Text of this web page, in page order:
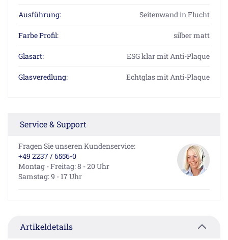
Ausführung: Seitenwand in Flucht
Farbe Profil: silber matt
Glasart: ESG klar mit Anti-Plaque
Glasveredlung: Echtglas mit Anti-Plaque
Service & Support
Fragen Sie unseren Kundenservice:
+49 2237 / 6556-0
Montag - Freitag: 8 - 20 Uhr
Samstag: 9 - 17 Uhr
Artikeldetails